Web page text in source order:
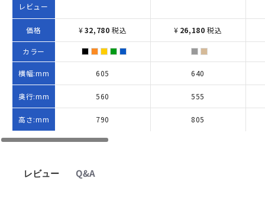
レビュー
価格
カラー
横幅:mm
奥行:mm
高さ:mm
¥32,780 税込
605
560
790
¥ 26,180 税込
640
555
805
レビュー Q&A